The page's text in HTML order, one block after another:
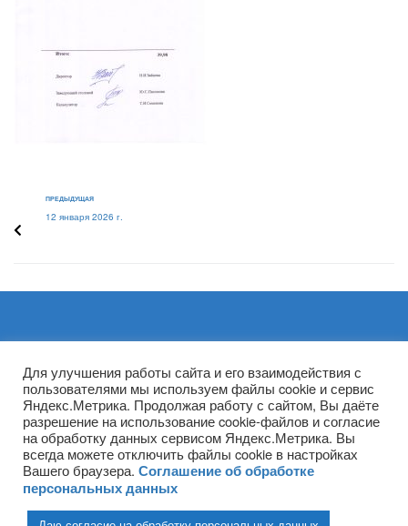
ПРЕДЫДУЩАЯ
12 января 2026 г.
Архивы
(ГПОУ ТО «НТПБ») 2020 г. ©
Для улучшения работы сайта и его взаимодействия с
пользователями мы используем файлы cookie и сервис
Яндекс.Метрика. Продолжая работу с сайтом, Вы даёте
разрешение на использование cookie-файлов и согласие
на обработку данных сервисом Яндекс.Метрика. Вы
всегда можете отключить файлы cookie в настройках
Вашего браузера. Соглашение об обработке
персональных данных